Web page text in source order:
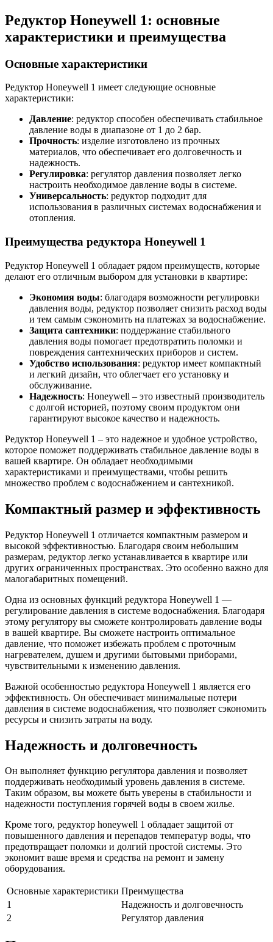
Редуктор Honeywell 1: основные
характеристики и преимущества
Основные характеристики
Редуктор Honeywell 1 имеет следующие основные
характеристики:
Давление: редуктор способен обеспечивать стабильное
давление воды в диапазоне от 1 до 2 бар.
Прочность: изделие изготовлено из прочных
материалов, что обеспечивает его долговечность и
надежность.
Регулировка: регулятор давления позволяет легко
настроить необходимое давление воды в системе.
Универсальность: редуктор подходит для
использования в различных системах водоснабжения и
отопления.
Преимущества редуктора Honeywell 1
Редуктор Honeywell 1 обладает рядом преимуществ, которые
делают его отличным выбором для установки в квартире:
Экономия воды: благодаря возможности регулировки
давления воды, редуктор позволяет снизить расход воды
и тем самым сэкономить на платежах за водоснабжение.
Защита сантехники: поддержание стабильного
давления воды помогает предотвратить поломки и
повреждения сантехнических приборов и систем.
Удобство использования: редуктор имеет компактный
и легкий дизайн, что облегчает его установку и
обслуживание.
Надежность: Honeywell – это известный производитель
с долгой историей, поэтому своим продуктом они
гарантируют высокое качество и надежность.
Редуктор Honeywell 1 – это надежное и удобное устройство,
которое поможет поддерживать стабильное давление воды в
вашей квартире. Он обладает необходимыми
характеристиками и преимуществами, чтобы решить
множество проблем с водоснабжением и сантехникой.
Компактный размер и эффективность
Редуктор Honeywell 1 отличается компактным размером и
высокой эффективностью. Благодаря своим небольшим
размерам, редуктор легко устанавливается в квартире или
других ограниченных пространствах. Это особенно важно для
малогабаритных помещений.
Одна из основных функций редуктора Honeywell 1 —
регулирование давления в системе водоснабжения. Благодаря
этому регулятору вы сможете контролировать давление воды
в вашей квартире. Вы сможете настроить оптимальное
давление, что поможет избежать проблем с проточным
нагревателем, душем и другими бытовыми приборами,
чувствительными к изменению давления.
Важной особенностью редуктора Honeywell 1 является его
эффективность. Он обеспечивает минимальные потери
давления в системе водоснабжения, что позволяет сэкономить
ресурсы и снизить затраты на воду.
Надежность и долговечность
Он выполняет функцию регулятора давления и позволяет
поддерживать необходимый уровень давления в системе.
Таким образом, вы можете быть уверены в стабильности и
надежности поступления горячей воды в своем жилье.
Кроме того, редуктор honeywell 1 обладает защитой от
повышенного давления и перепадов температур воды, что
предотвращает поломки и долгий простой системы. Это
экономит ваше время и средства на ремонт и замену
оборудования.
Основные характеристики Преимущества
1
Надежность и долговечность
2
Регулятор давления